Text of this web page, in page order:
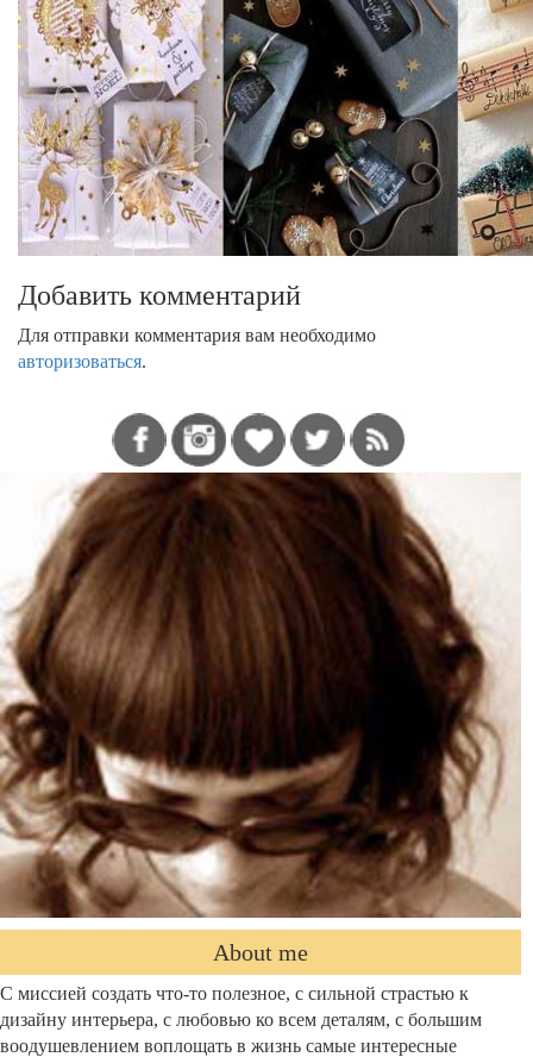
Добавить комментарий
Для отправки комментария вам необходимо
авторизоваться.
About me
С миссией создать что-то полезное, с сильной страстью к
дизайну интерьера, с любовью ко всем деталям, с большим
воодушевлением воплощать в жизнь самые интересные